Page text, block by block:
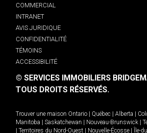
COMMERCIAL
INTRANET
AVIS JURIDIQUE
CONFIDENTIALITÉ
TÉMOINS
ACCESSIBILITÉ
© SERVICES IMMOBILIERS
TOUS DROITS RÉSERVÉS.
Trouver une maison Ontario Québec Alberta
Manitoba
Saskatchewan Nouveau-Brunswick
Territoires du Nord-Ouest Nouvelle-Écosse Île-